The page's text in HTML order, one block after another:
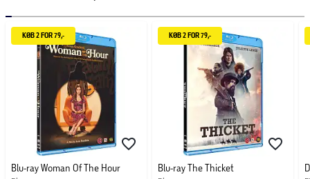
KØB 2 FOR 79,-
Blu-ray Woman Of The Hour
KØB 2 FOR 79,-
Blu-ray The Thicket